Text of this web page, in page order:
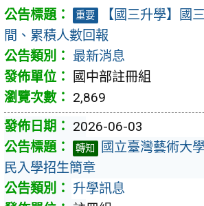
重要
【國三升學】國
間、累積人數回報
最新消息
國中部註冊組
2,869
2026-06-03
轉知
國立臺灣藝術大
民入學招生簡章
升學訊息